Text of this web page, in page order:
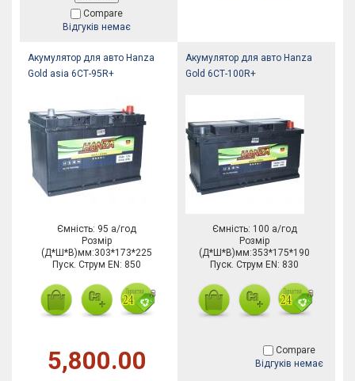
Compare
Відгуків немає
Акумулятор для авто Hanza
Gold asia 6СТ-95R+
Ємність: 95 а/год
Розмір
(Д*Ш*В)мм:303*173*225
Пуск. Струм EN: 850
5,800.00
Акумулятор для авто Hanza
Gold 6СТ-100R+
Ємність: 100 а/год
Розмір
(Д*Ш*В)мм:353*175*190
Пуск. Струм EN: 830
Compare
Відгуків немає